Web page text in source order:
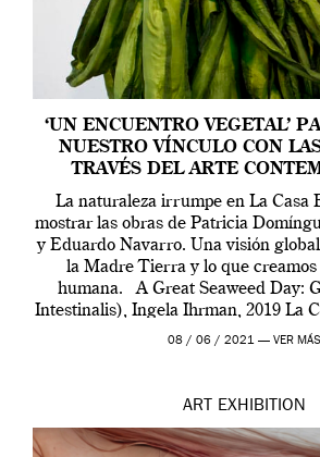
‘UN ENCUENTRO VEGETAL’
NUESTRO VÍNCULO CON
TRAVÉS DEL ARTE
La naturaleza irrumpe en La Casa
mostrar las obras de Patricia
y Eduardo Navarro. Una visión
la Madre Tierra y lo que creamos
humana. A Great Seaweed Day:
Intestinalis), Ingela Ihrman, 2019 La
Madrid y la Wellcome
08 / 06 / 2021 — VER MÁS
ART EXHIBITION